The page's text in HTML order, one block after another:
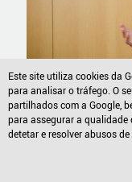
#1
Este site utiliza cookies da
para analisar o tráfego. O
partilhados com a Google,
para assegurar a qualidade
detetar e resolver abusos de